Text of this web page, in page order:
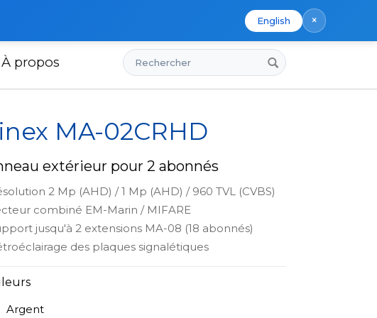
English ×
À propos Rechercher
MA-02CRHD
extérieur pour 2 abonnés
2 Mp (AHD) / 1 Mp (AHD) / 960 TVL (CVBS)
combiné EM-Marin / MIFARE
jusqu'à 2 extensions MA-08 (18 abonnés)
des plaques signalétiques
Argent